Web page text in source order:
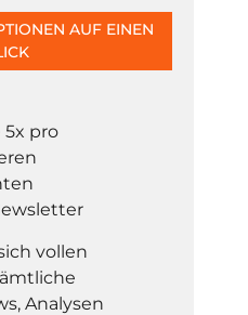
AUF EINEN
5x pro
vollen
Analysen